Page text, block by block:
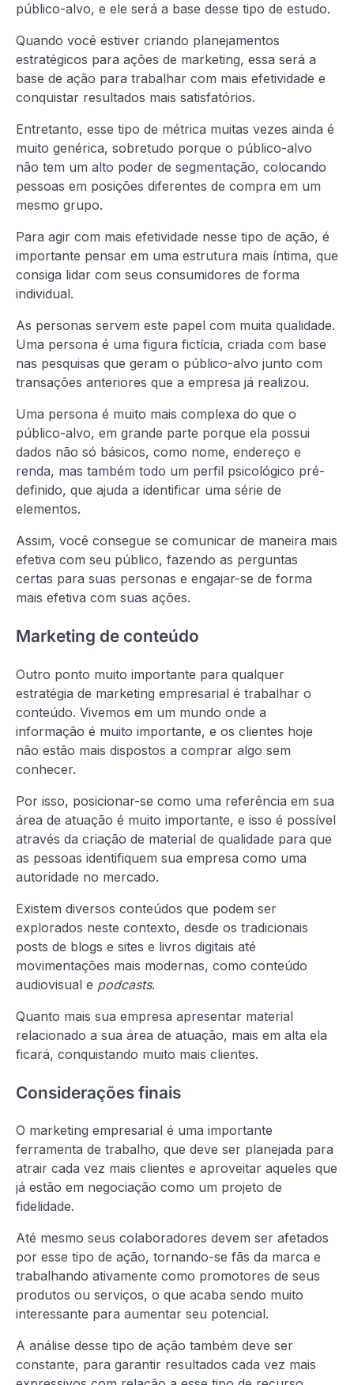
público-alvo, e ele será a base desse tipo de estudo.
Quando você estiver criando planejamentos
estratégicos para ações de marketing, essa será a
base de ação para trabalhar com mais efetividade e
conquistar resultados mais satisfatórios.
Entretanto, esse tipo de métrica muitas vezes ainda é
muito genérica, sobretudo porque o público-alvo
não tem um alto poder de segmentação, colocando
pessoas em posições diferentes de compra em um
mesmo grupo.
Para agir com mais efetividade nesse tipo de ação, é
importante pensar em uma estrutura mais íntima, que
consiga lidar com seus consumidores de forma
individual.
As personas servem este papel com muita qualidade.
Uma persona é uma figura fictícia, criada com base
nas pesquisas que geram o público-alvo junto com
transações anteriores que a empresa já realizou.
Uma persona é muito mais complexa do que o
público-alvo, em grande parte porque ela possui
dados não só básicos, como nome, endereço e
renda, mas também todo um perfil psicológico pré-
definido, que ajuda a identificar uma série de
elementos.
Assim, você consegue se comunicar de maneira mais
efetiva com seu público, fazendo as perguntas
certas para suas personas e engajar-se de forma
mais efetiva com suas ações.
Marketing de conteúdo
Outro ponto muito importante para qualquer
estratégia de marketing empresarial é trabalhar o
conteúdo. Vivemos em um mundo onde a
informação é muito importante, e os clientes hoje
não estão mais dispostos a comprar algo sem
conhecer.
Por isso, posicionar-se como uma referência em sua
área de atuação é muito importante, e isso é possível
através da criação de material de qualidade para que
as pessoas identifiquem sua empresa como uma
autoridade no mercado.
Existem diversos conteúdos que podem ser
explorados neste contexto, desde os tradicionais
posts de blogs e sites e livros digitais até
movimentações mais modernas, como conteúdo
audiovisual e podcasts.
Quanto mais sua empresa apresentar material
relacionado a sua área de atuação, mais em alta ela
ficará, conquistando muito mais clientes.
Considerações finais
O marketing empresarial é uma importante
ferramenta de trabalho, que deve ser planejada para
atrair cada vez mais clientes e aproveitar aqueles que
já estão em negociação como um projeto de
fidelidade.
Até mesmo seus colaboradores devem ser afetados
por esse tipo de ação, tornando-se fãs da marca e
trabalhando ativamente como promotores de seus
produtos ou serviços, o que acaba sendo muito
interessante para aumentar seu potencial.
A análise desse tipo de ação também deve ser
constante, para garantir resultados cada vez mais